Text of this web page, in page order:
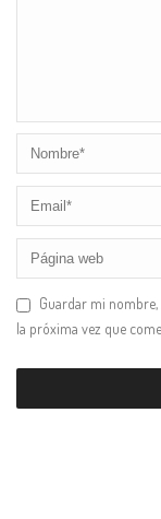
Guardar mi
la próxima vez que